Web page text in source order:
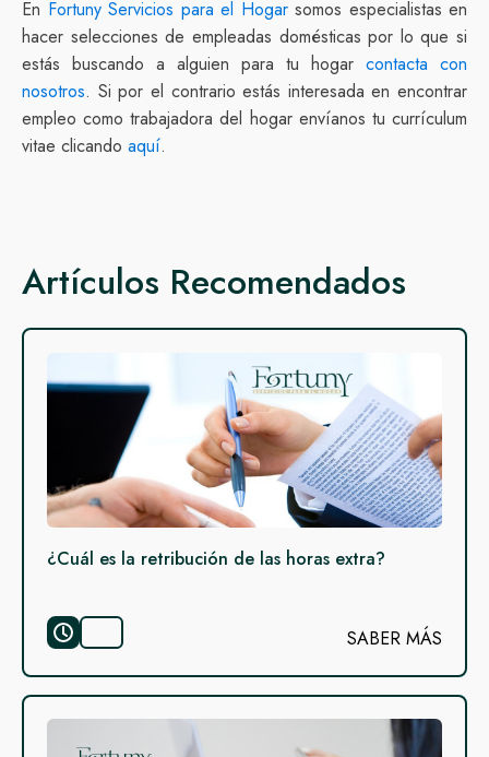
En Fortuny Servicios para el Hogarsomos especialistas en
hacer selecciones de empleadas domésticas por lo que si
estás buscando a alguien para tu hogar contacta con
nosotros. Si por el contrario estás interesada en encontrar
empleo como trabajadora del hogar envíanos tu currículum
vitae clicando aquí.
Artículos Recomendados
¿Cuál es la retribución de las horas extra?
SABER MÁS